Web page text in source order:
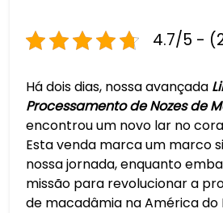
4.7/5 -
Há dois dias, nossa avançada
Processamento de Nozes de
encontrou um novo lar no
Esta venda marca um marco
nossa jornada, enquanto
missão para revolucionar a
de macadâmia na América do